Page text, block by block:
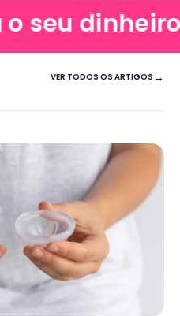
dinheiro
VER TODOS OS ARTIGOS